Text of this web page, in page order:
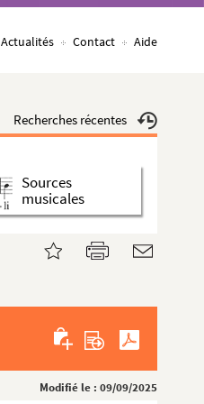
Actualités Contact Aide
Recherches récentes
Sources
musicales
Modifié le : 09/09/2025